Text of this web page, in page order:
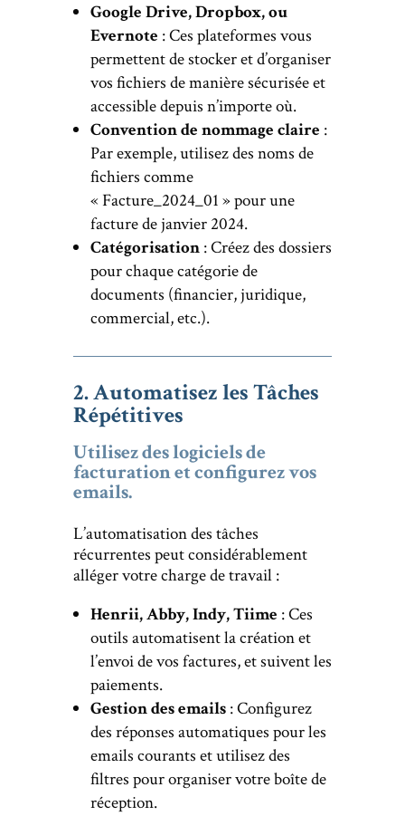
Google Drive, Dropbox, ou
Evernote : Ces plateformes vous
permettent de stocker et d’organiser
vos fichiers de manière sécurisée et
accessible depuis n’importe où.
Convention de nommage claire :
Par exemple, utilisez des noms de
fichiers comme
« Facture_2024_01 » pour une
facture de janvier 2024.
Catégorisation: Créez des dossiers
pour chaque catégorie de
documents (financier, juridique,
commercial, etc.).
2. Automatisez les Tâches
Répétitives
Utilisez des logiciels de
facturation et configurez vos
emails.
L’automatisation des tâches
récurrentes peut considérablement
alléger votre charge de travail :
Henrii, Abby, Indy, Tiime : Ces
outils automatisent la création et
l’envoi de vos factures, et suivent les
paiements.
Gestion des emails: Configurez
des réponses automatiques pour les
emails courants et utilisez des
filtres pour organiser votre boîte de
réception.